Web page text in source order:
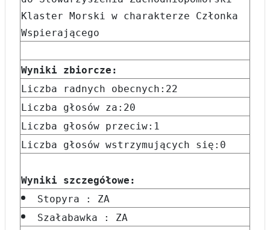
Klaster Morski w charakterze Członka
Wspierającego
Wyniki zbiorcze:
Liczba radnych obecnych:22
Liczba głosów za:20
Liczba głosów przeciw:1
Liczba głosów wstrzymujących się:0
Wyniki szczegółowe:
Stopyra : ZA
Szałabawka : ZA